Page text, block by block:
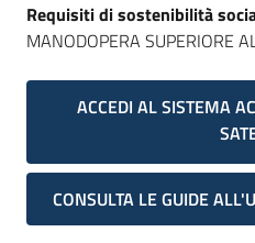
Requisiti di sostenibilità
MANODOPERA SUPERIORE
ACCEDI AL SISTEMA
CONSULTA LE GUIDE